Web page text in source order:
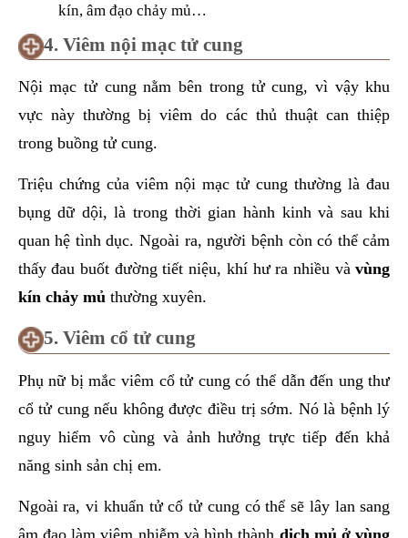
kín, âm đạo chảy mủ…
4. Viêm nội mạc tử cung
Nội mạc tử cung nằm bên trong tử cung, vì vậy khu
vực này thường bị viêm do các thủ thuật can thiệp
trong buồng tử cung.
Triệu chứng của viêm nội mạc tử cung thường là đau
bụng dữ dội, là trong thời gian hành kinh và sau khi
quan hệ tình dục. Ngoài ra, người bệnh còn có thể cảm
thấy đau buốt đường tiết niệu, khí hư ra nhiều vàvùng
kín chảy mủthường xuyên.
5. Viêm cổ tử cung
Phụ nữ bị mắc viêm cổ tử cung có thể dẫn đến ung thư
cổ tử cung nếu không được điều trị sớm. Nó là bệnh lý
nguy hiểm vô cùng và ảnh hưởng trực tiếp đến khả
năng sinh sản chị em.
Ngoài ra, vi khuẩn tử cổ tử cung có thể sẽ lây lan sang
âm đạo làm viêm nhiễm và hình thành dịch mủ ở vùng